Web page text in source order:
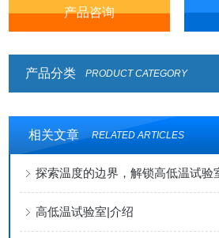
产品咨询
产品分类 PRODUCT CATEGORY
相关文章 RELATED ARTICLES
探索温度的边界，解锁高低温试验
高低温试验室|介绍